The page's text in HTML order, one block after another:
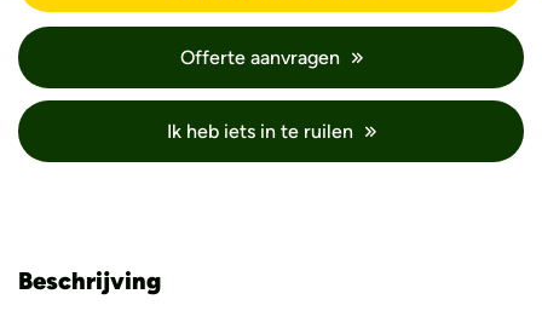
Offerte aanvragen
Ik heb iets in te ruilen
Beschrijving